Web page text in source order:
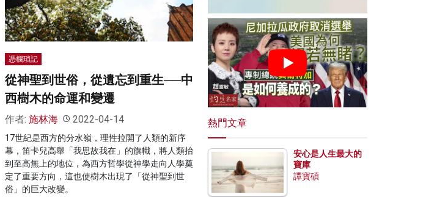
憑欄瑣記
從神聖到世俗，從遺忘到重生──中
西樹木的命運和變遷
作者: 施林海 2022-04-14
17世紀是西方的分水嶺，理性拉開了人類的新序
幕，笛卡兒高舉「我思故我在」的旗幟，將人類抬
到至高無上的地位，為西方哲學從神學走向人學奠
定了重要方向，這也使樹木出現了「從神聖到世
俗」的巨大改變。
熱門文章
安心是人生最大的
寶庫
譚寶碩